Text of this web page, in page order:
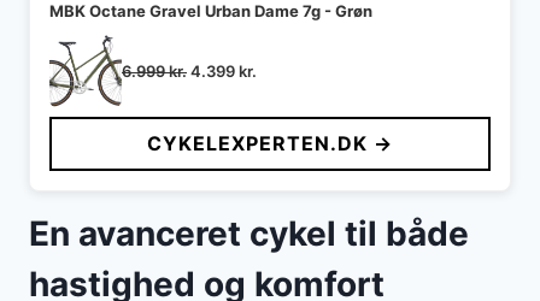
MBK Octane Gravel Urban Dame 7g - Grøn
6.999kr.Den
pris
var:
6.999 kr..
4.399kr.
pris
er:
4.399 kr..
CYKELEXPERTEN.DK →
En avanceret cykel til både
hastighed og komfort